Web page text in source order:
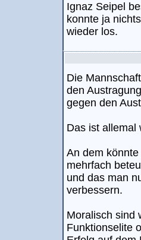
Ignaz Seipel
konnte ja
wieder los.
Die
den
gegen den
Das ist allemal
An dem
mehrfach
und das man
verbessern.
Moralisch sind
Funktionselite